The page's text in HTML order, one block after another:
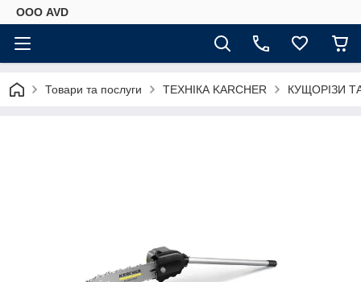
ООО AVD
Товари та послуги ТЕХНІКА KARCHER КУЩОРІЗИ